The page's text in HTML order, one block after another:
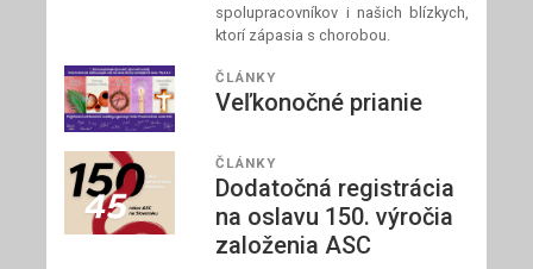
spolupracovníkov i našich blízkych,
ktorí zápasia s chorobou.
ČLÁNKY
Veľkonočné prianie
ČLÁNKY
Dodatočná registrácia
na oslavu 150. výročia
založenia ASC